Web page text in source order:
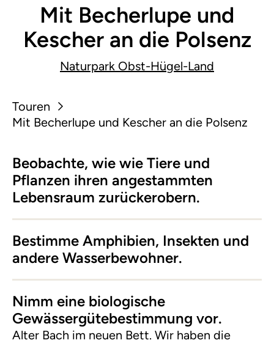
Mit Becherlupe und
Kescher an die Polsenz
Naturpark Obst-Hügel-Land
Touren
Mit Becherlupe und Kescher an die Polsenz
Beobachte, wie wie Tiere und
Pflanzen ihren angestammten
Lebensraum zurückerobern.
Bestimme Amphibien, Insekten und
andere Wasserbewohner.
Nimm eine biologische
Gewässergütebestimmung vor.
Alter Bach im neuen Bett. Wir haben die